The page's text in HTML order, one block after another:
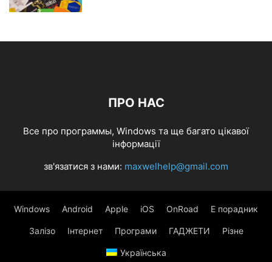
ПРО НАС
Все про программы, Windows та ще багато цікавої
інформації
зв'язатися з нами: maxwelhelp@gmail.com
Windows Android Apple iOS OnRoad Е порадник
Залізо Інтернет Програми ГАДЖЕТИ Різне
Українська